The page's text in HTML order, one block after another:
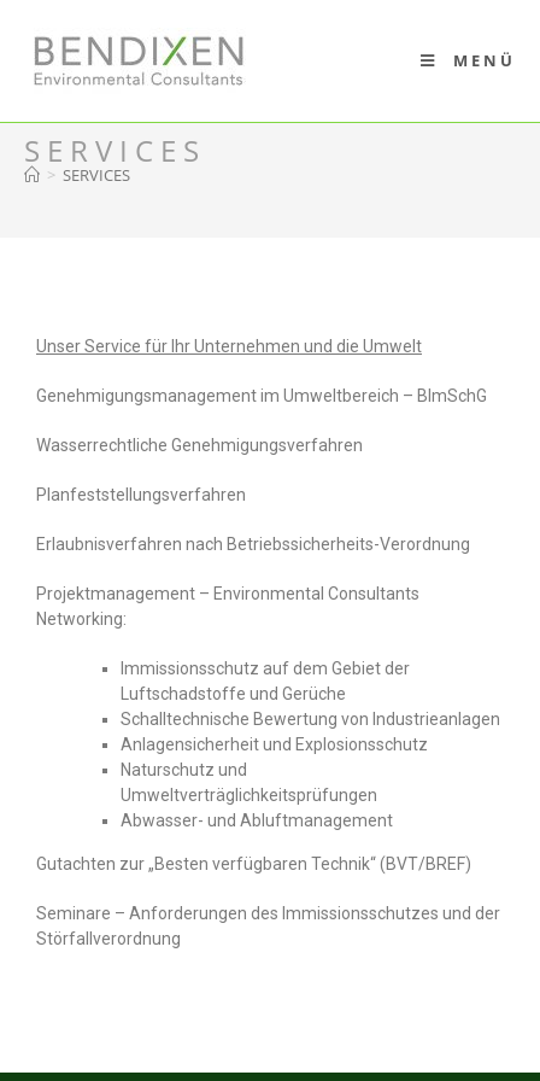
MENÜ
SERVICES
> SERVICES
Unser Service für Ihr Unternehmen und die Umwelt
Genehmigungsmanagement im Umweltbereich – BImSchG
Wasserrechtliche Genehmigungsverfahren
Planfeststellungsverfahren
Erlaubnisverfahren nach Betriebssicherheits-Verordnung
Projektmanagement – Environmental Consultants
Networking:
Immissionsschutz auf dem Gebiet der
Luftschadstoffe und Gerüche
Schalltechnische Bewertung von Industrieanlagen
Anlagensicherheit und Explosionsschutz
Naturschutz und
Umweltverträglichkeitsprüfungen
Abwasser- und Abluftmanagement
Gutachten zur „Besten verfügbaren Technik“ (BVT/BREF)
Seminare – Anforderungen des Immissionsschutzes und der
Störfallverordnung